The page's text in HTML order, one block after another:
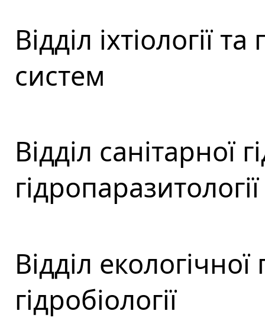
Відділ іхтіології
систем
Відділ санітарної
гідропаразитології
Відділ екологічної
гідробіології